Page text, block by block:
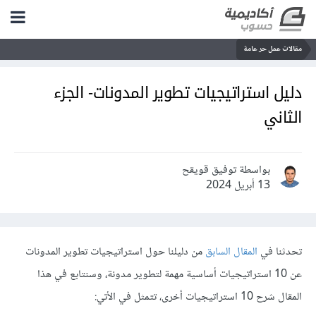
مقالات عمل حر عامة
دليل استراتيجيات تطوير المدونات- الجزء
الثاني
بواسطة توفيق قويقح
13 أبريل 2024
تحدثنا في المقال السابقمن دليلنا حول استراتيجيات تطوير المدونات
عن 10 استراتيجيات أساسية مهمة لتطوير مدونة، وسنتابع في هذا
المقال شرح 10 استراتيجيات أخرى، تتمثل في الأتي: